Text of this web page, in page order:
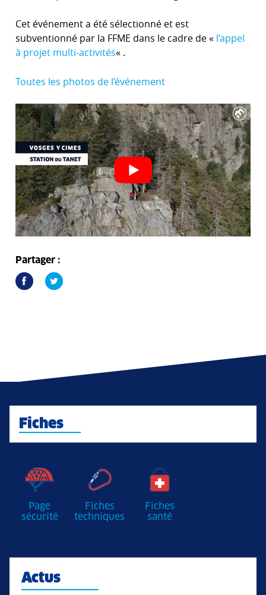
Cet événement a été sélectionné et est
subventionné par la FFME dans le cadre de « l’appel
à projet multi-activités« .
Toutes les photos de l’événement
Partager :
Fiches
Page
sécurité
Fiches
techniques
Fiches
santé
Actus